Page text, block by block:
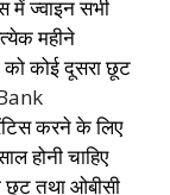
में ज्वाइन सभी
महीने
को कोई दूसरा छूट
करने के लिए
होनी चाहिए
छूट तथा ओबीसी